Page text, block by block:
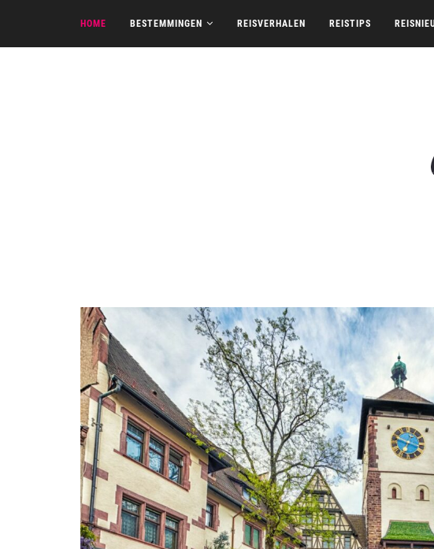
HOME BESTEMMINGEN REISVERHALEN REISTIPS